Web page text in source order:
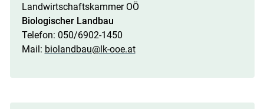
Landwirtschaftskammer OÖ
Biologischer Landbau
Telefon: 050/6902-1450
Mail: biolandbau@lk-ooe.at